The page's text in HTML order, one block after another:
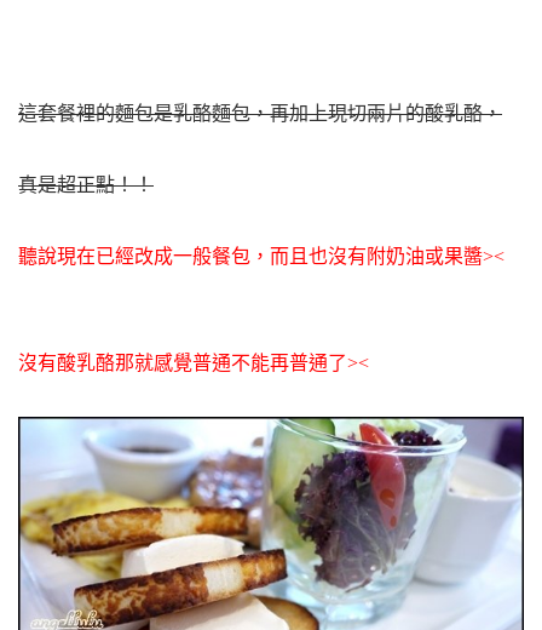
這套餐裡的麵包是乳酪麵包，再加上現切兩片的酸乳酪，
真是超正點！！
聽說現在已經改成一般餐包，而且也沒有附奶油或果醬><
沒有酸乳酪那就感覺普通不能再普通了><